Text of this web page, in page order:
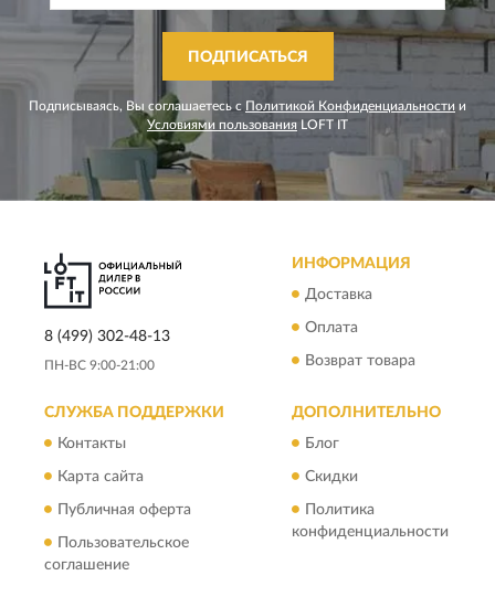
ПОДПИСАТЬСЯ
Подписываясь, Вы соглашаетесь с Политикой Конфиденциальности и
Условиями пользования LOFT IT
8 (499) 302-48-13
ПН-ВС 9:00-21:00
ИНФОРМАЦИЯ
Доставка
Оплата
Возврат товара
СЛУЖБА ПОДДЕРЖКИ
Контакты
Карта сайта
Публичная оферта
Пользовательское
соглашение
ДОПОЛНИТЕЛЬНО
Блог
Скидки
Политика
конфиденциальности